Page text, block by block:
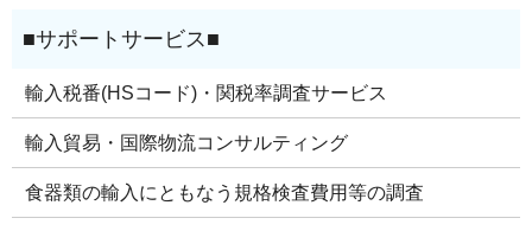
輸入税番(HSコード)・関税率調査サービス
輸入貿易・国際物流コンサルティング
食器類の輸入にともなう規格検査費用等の調査